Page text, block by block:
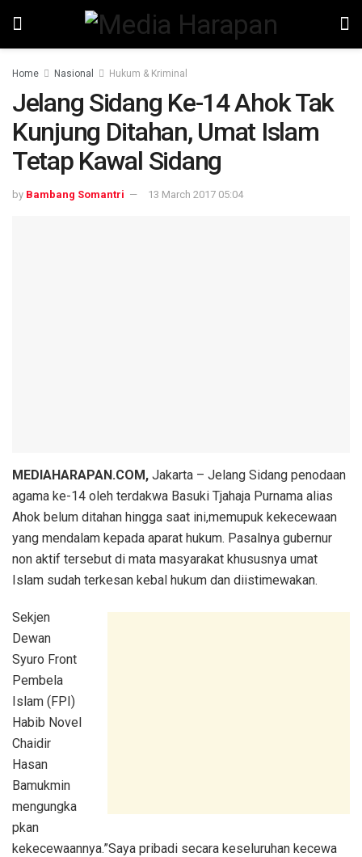
Home Nasional Hukum & Kriminal
Jelang Sidang Ke-14 Ahok Tak
Kunjung Ditahan, Umat Islam
Tetap Kawal Sidang
by Bambang Somantri 13 March 2017 05:04
MEDIAHARAPAN.COM, Jakarta – Jelang Sidang penodaan
agama ke-14 oleh terdakwa Basuki Tjahaja Purnama alias
Ahok belum ditahan hingga saat ini,memupuk kekecewaan
yang mendalam kepada aparat hukum. Pasalnya gubernur
non aktif tersebut di mata masyarakat khususnya umat
Islam sudah terkesan kebal hukum dan diistimewakan.
Sekjen
Dewan
Syuro Front
Pembela
Islam (FPI)
Habib Novel
Chaidir
Hasan
Bamukmin
mengungka
pkan
kekecewaannya.”Saya pribadi secara keseluruhan kecewa